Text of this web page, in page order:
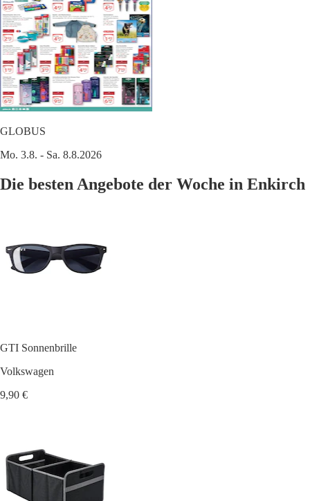
GLOBUS
Mo. 3.8. - Sa. 8.8.2026
Die besten Angebote der Woche in Enkirch
GTI Sonnenbrille
Volkswagen
9,90 €